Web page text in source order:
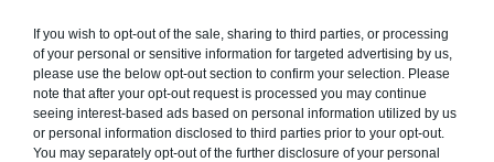
If you wish to opt-out of the sale, sharing to third parties, or processing
of your personal or sensitive information for targeted advertising by us,
please use the below opt-out section to confirm your selection. Please
note that after your opt-out request is processed you may continue
seeing interest-based ads based on personal information utilized by us
or personal information disclosed to third parties prior to your opt-out.
You may separately opt-out of the further disclosure of your personal
Dès que l’humidité dépasse un certain taux et est
presque permanente, il faut envisager sérieusement de
faire des travaux pour assainir l’ensemble de l’habitat.